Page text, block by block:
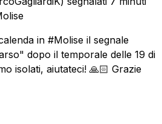
in #Molise il segnale
dopo il temporale delle 19 di
isolati, aiutateci! 🙏🏻 Grazie